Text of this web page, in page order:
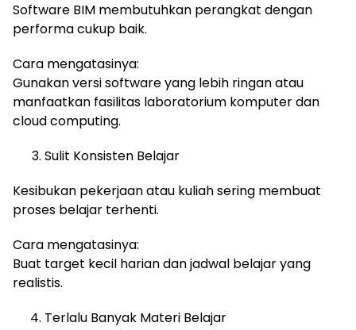
Software BIM membutuhkan perangkat dengan
performa cukup baik.
Cara mengatasinya:
Gunakan versi software yang lebih ringan atau
manfaatkan fasilitas laboratorium komputer dan
cloud computing.
Sulit Konsisten Belajar
Kesibukan pekerjaan atau kuliah sering membuat
proses belajar terhenti.
Cara mengatasinya:
Buat target kecil harian dan jadwal belajar yang
realistis.
Terlalu Banyak Materi Belajar